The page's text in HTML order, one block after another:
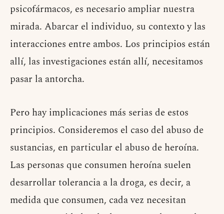
psicofármacos, es necesario ampliar nuestra
mirada. Abarcar el individuo, su contexto y las
interacciones entre ambos. Los principios están
allí, las investigaciones están allí, necesitamos
pasar la antorcha.
Pero hay implicaciones más serias de estos
principios. Consideremos el caso del abuso de
sustancias, en particular el abuso de heroína.
Las personas que consumen heroína suelen
desarrollar tolerancia a la droga, es decir, a
medida que consumen, cada vez necesitan